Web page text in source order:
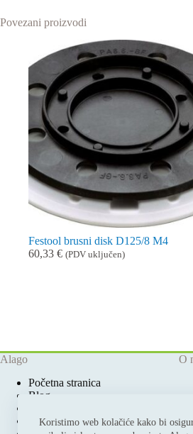
Koristimo web kolačiće kako bi
Povezani proizvodi
Festool brusni disk D125/8 M4
60,33 € (PDV uključen)
Alago
Početna stranica
Blog
Prodajna mjesta
O